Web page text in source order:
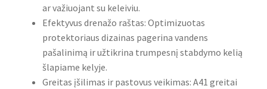
ar važiuojant su keleiviu.
Efektyvus drenažo raštas: Optimizuotas
protektoriaus dizainas pagerina vandens
pašalinimą ir užtikrina trumpesnį stabdymo kelią
šlapiame kelyje.
Greitas įšilimas ir pastovus veikimas: A41 greitai